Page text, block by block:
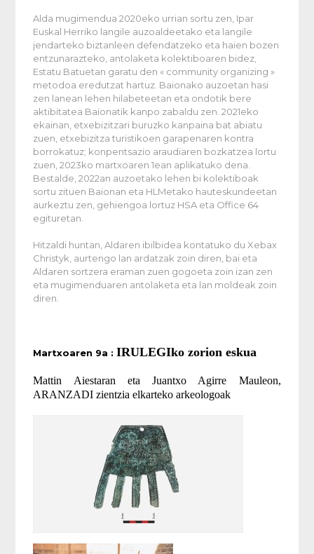
Alda mugimendua 2020eko urrian sortu zen, Ipar
Euskal Herriko langile auzoaldeetako eta langile
jendarteko biztanleen defendatzeko eta haien bozen
entzunarazteko, antolaketa kolektiboaren bidez,
Estatu Batuetan garatu den « community organizing »
metodoa eredutzat hartuz. Baionako auzoetan hasi
zen lanean lehen hilabeteetan eta ondotik bere
aktibitatea Baionatik kanpo zabaldu zen. 2021eko
ekainan, etxebizitzari buruzko kanpaina bat abiatu
zuen, etxebizitza turistikoen garapenaren kontra
borrokatuz; konpentsazio araudiaren bozkatzea lortu
zuen, 2023ko martxoaren 1ean aplikatuko dena.
Bestalde, 2022an auzoetako lehen bi kolektiboak
sortu zituen Baionan eta HLMetako hauteskundeetan
aurkeztu zen, gehiengoa lortuz HSA eta Office 64
egituretan.
Hitzaldi huntan, Aldaren ibilbidea kontatuko du Xebax
Christyk, aurtengo lan ardatzak zoin diren, bai eta
Aldaren sortzera eraman zuen gogoeta zoin izan zen
eta mugimenduaren antolaketa eta lan moldeak zoin
diren.
Martxoaren 9a : IRULEGIko zorion eskua
Mattin Aiestaran eta Juantxo Agirre Mauleon,
ARANZADI zientzia elkarteko arkeologoak